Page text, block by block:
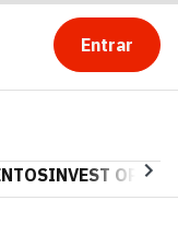
Entrar
INVEST OPINA